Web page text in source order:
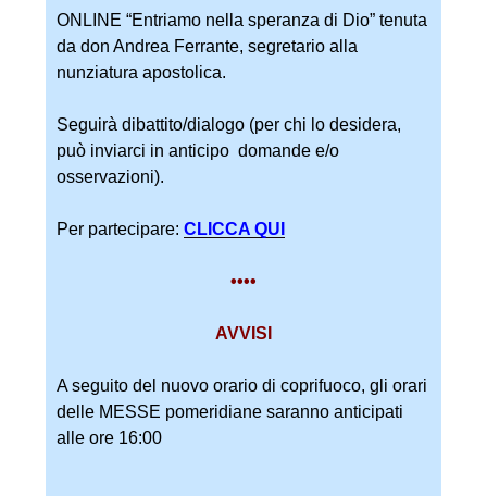
ONLINE “Entriamo nella speranza di Dio” tenuta
da don Andrea Ferrante, segretario alla
nunziatura apostolica.
Seguirà dibattito/dialogo (per chi lo desidera,
può inviarci in anticipo domande e/o
osservazioni).
Per partecipare: CLICCA QUI
••••
AVVISI
A seguito del nuovo orario di coprifuoco, gli orari
delle MESSE pomeridiane saranno anticipati
alle ore 16:00